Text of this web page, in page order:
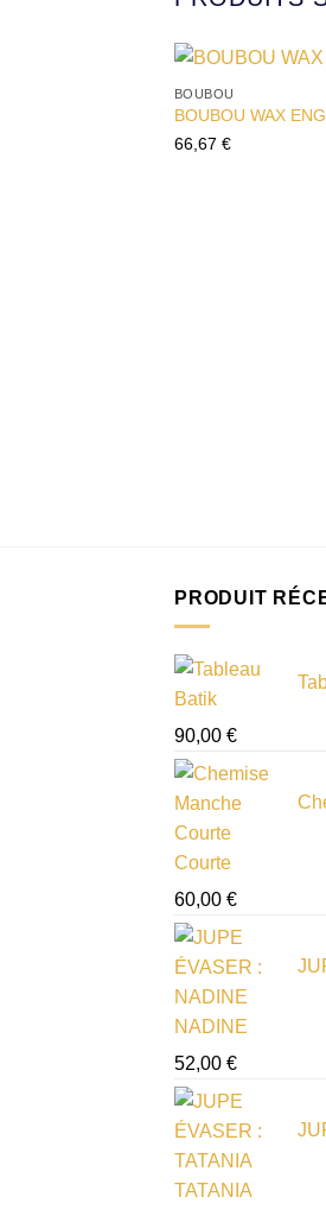
BOUBOU
BOUBOU WAX
66,67 €
PRODUIT
90,00 €
Courte
60,00 €
NADINE
52,00 €
TATANIA